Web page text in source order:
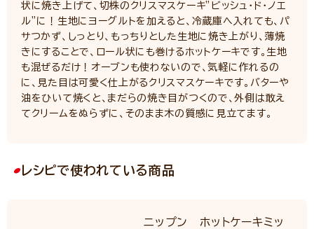
状に焼き上げて、切株のクリスマスケーキ”ビッシュ・ド・ノエ
ル”に！生地にヨーグルトを加えると、冷蔵庫へ入れても、パ
サつかず、しっとり、もっちりとした生地に焼き上がり、薄焼
きにすることで、ロール状にも巻けるホットケーキです。生地
も混ぜるだけ！オーブンも使わないので、気軽に作れるの
に、見た目は可愛く仕上がるクリスマスケーキです。バターや
油をひいて焼くと、まだらの焼き目がつくので、外側は敢え
てクリームをぬらずに、そのまま木の質感に見立てます。
レシピで使われている商品
ニップン ホットケーキミッ